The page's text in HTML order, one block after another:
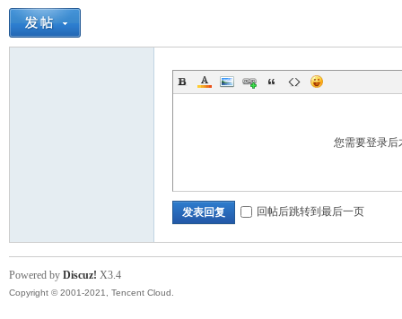
您需要登录
发表回复 回帖后跳转到最后一页
Powered by Discuz! X3.4
Copyright © 2001-2021, Tencent Cloud.